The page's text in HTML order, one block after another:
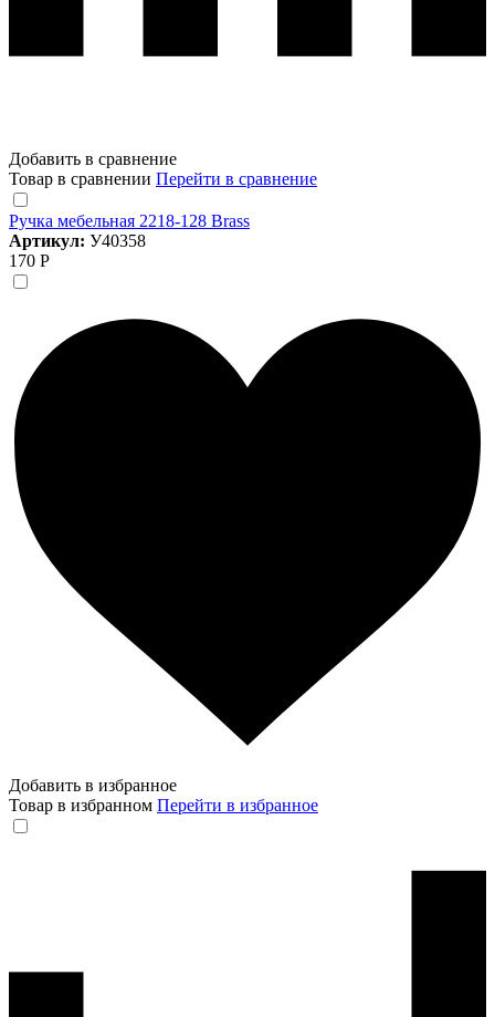
Добавить в сравнение
Товар в сравнении Перейти в сравнение
Ручка мебельная 2218-128 Brass
Артикул: У40358
170 Р
Добавить в избранное
Товар в избранном Перейти в избранное